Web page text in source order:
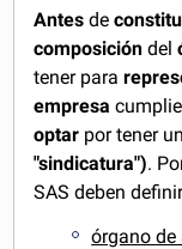
Antes de
composición del
tener para
empresa
optar por tener
"sindicatura").
SAS deben
órgano